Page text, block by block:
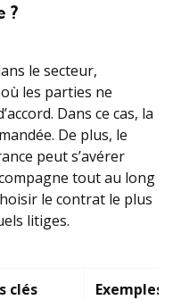
?
le secteur,
les parties ne
Dans ce cas, la
De plus, le
peut s’avérer
tout au long
le contrat le plus
litiges.
clés Exemples